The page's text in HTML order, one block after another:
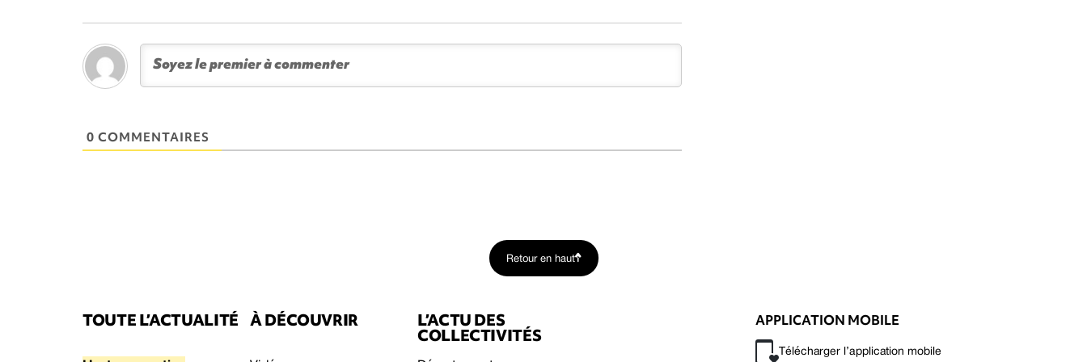
0 COMMENTAIRES
Retour en haut
TOUTE L’ACTUALITÉ À DÉCOUVRIR L’ACTU DES
COLLECTIVITÉS
APPLICATION MOBILE
Télécharger l’application mobile